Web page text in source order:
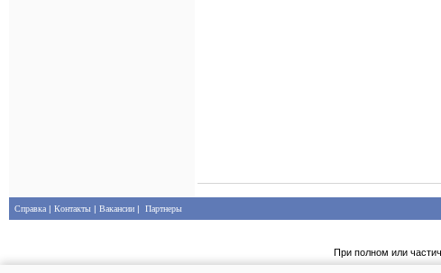
Справка | Контакты | Вакансии | Партнеры
При полном или